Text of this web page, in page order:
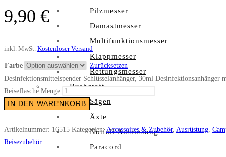
Pilzmesser
Damastmesser
Multifunktionsmesser
Klappmesser
Rettungsmesser
Bushcraft
Sägen
Äxte
Notfall Ausrüstung
Paracord
9,90 €
inkl. MwSt. Kostenloser Versand
Farbe
Zurücksetzen
Desinfektionsmittelspender Schlüsselanhänger, 30ml Desinfektionsanhänger
Reiseflasche Menge
IN DEN WARENKORB
Artikelnummer: 16515 Kategorien:Accessoires & Zubehör, Ausrüstung,
Reisezubehör